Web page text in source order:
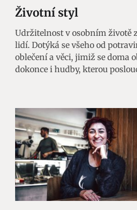
Životní styl
Udržitelnost v osobním životě
lidí. Dotýká se všeho od
oblečení a věci, jimiž se doma
dokonce i hudby, kterou